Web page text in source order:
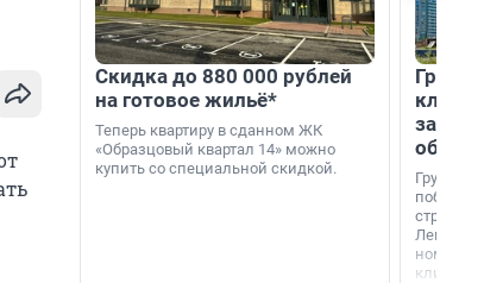
Скидка до 880 000 рублей
на готовое жильё*
Теперь квартиру в сданном ЖК
«Образцовый квартал 14» можно
купить со специальной скидкой.
Группа